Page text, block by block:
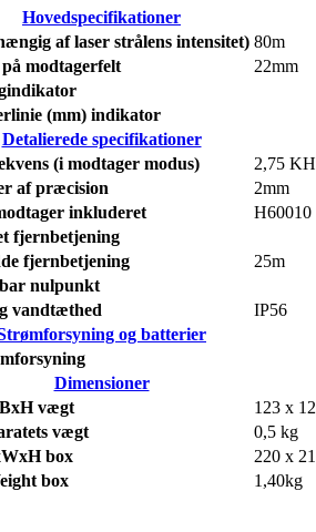
Hovedspecifikationer
af laser strålens intensitet) 80m
modtagerfelt
22mm
(mm) indikator
Detalierede specifikationer
(i modtager modus)
2,75
af præcision
2mm
inkluderet
H60010
fjernbetjening
fjernbetjening
25m
nulpunkt
vandtæthed
IP56
og batterier
Dimensioner
vægt
123 x
vægt
0,5 kg
box
220 x
box
1,40kg